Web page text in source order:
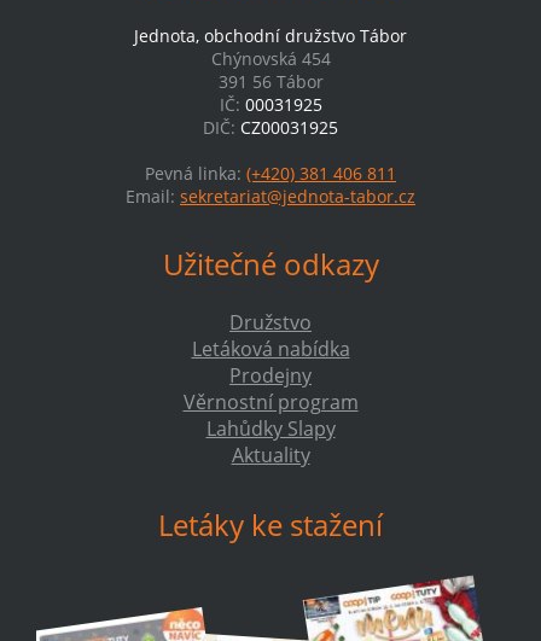
Jednota, obchodní družstvo Tábor
Chýnovská 454
391 56 Tábor
IČ: 00031925
DIČ: CZ00031925
Pevná linka: (+420) 381 406 811
Email: sekretariat@jednota-tabor.cz
Užitečné odkazy
Družstvo
Letáková nabídka
Prodejny
Věrnostní program
Lahůdky Slapy
Aktuality
Letáky ke stažení